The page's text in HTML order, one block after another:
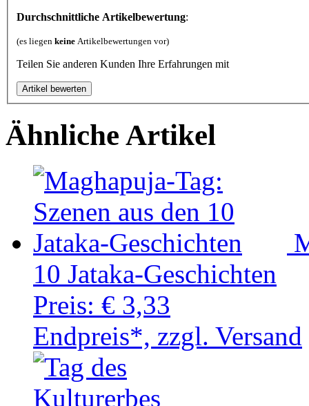
Durchschnittliche Artikelbewertung:
(es liegen keine Artikelbewertungen vor)
Teilen Sie anderen Kunden Ihre Erfahrungen mit
Ähnliche Artikel
10 Jataka-Geschichten
Preis: € 3,33
Endpreis*, zzgl. Versand